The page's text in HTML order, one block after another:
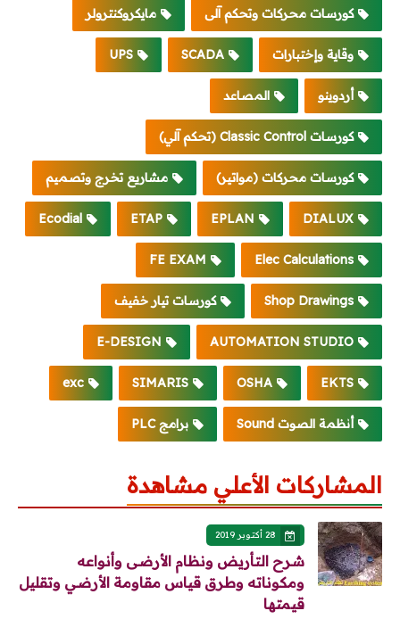
كورسات محركات وتحكم آلى مايكروكنترولر
وقاية وإختبارات SCADA
UPS
أردوينو المصاعد
كورسات Classic Control (تحكم آلي)
كورسات محركات (مواتير) مشاريع تخرج وتصميم
DIALUX
EPLAN
ETAP
Ecodial
Elec Calculations
FE EXAM
Shop Drawings كورسات تيار خفيف
AUTOMATION STUDIO
E-DESIGN
EKTS
OSHA
SIMARIS
exc
أنظمة الصوت Sound برامج PLC
المشاركات الأعلي مشاهدة
28 أكتوبر 2019
شرح التأريض ونظام الأرضى وأنواعه
ومكوناته وطرق قياس مقاومة الأرضي وتقليل
قيمتها